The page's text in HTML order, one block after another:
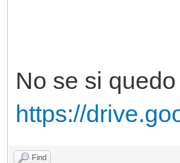
No se si
https://
Find